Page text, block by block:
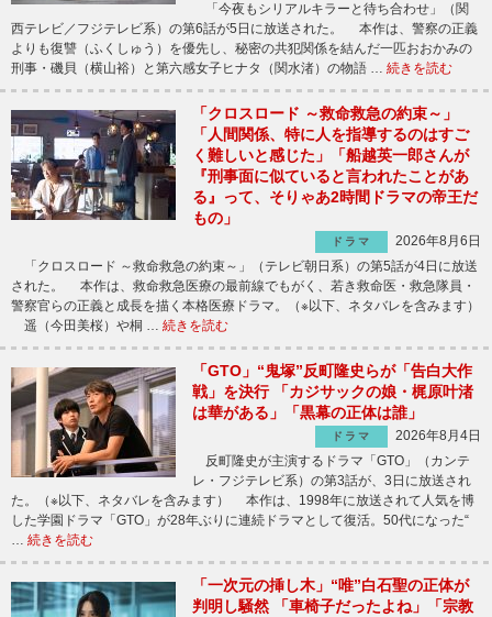
「今夜もシリアルキラーと待ち合わせ」（関
西テレビ／フジテレビ系）の第6話が5日に放送された。 本作は、警察の正義
よりも復讐（ふくしゅう）を優先し、秘密の共犯関係を結んだ一匹おおかみの
刑事・磯貝（横山裕）と第六感女子ヒナタ（関水渚）の物語 … 続きを読む
「クロスロード ～救命救急の約束～」
「人間関係、特に人を指導するのはすご
く難しいと感じた」「船越英一郎さんが
『刑事面に似ていると言われたことがあ
る』って、そりゃあ2時間ドラマの帝王だ
もの」
ドラマ
2026年8月6日
「クロスロード ～救命救急の約束～」（テレビ朝日系）の第5話が4日に放送
された。 本作は、救命救急医療の最前線でもがく、若き救命医・救急隊員・
警察官らの正義と成長を描く本格医療ドラマ。（※以下、ネタバレを含みます）
遥（今田美桜）や桐 … 続きを読む
「GTO」“鬼塚”反町隆史らが「告白大作
戦」を決行 「カジサックの娘・梶原叶渚
は華がある」「黒幕の正体は誰」
ドラマ
2026年8月4日
反町隆史が主演するドラマ「GTO」（カンテ
レ・フジテレビ系）の第3話が、3日に放送され
た。（※以下、ネタバレを含みます） 本作は、1998年に放送されて人気を博
した学園ドラマ「GTO」が28年ぶりに連続ドラマとして復活。50代になった“
… 続きを読む
「一次元の挿し木」“唯”白石聖の正体が
判明し騒然 「車椅子だったよね」「宗教